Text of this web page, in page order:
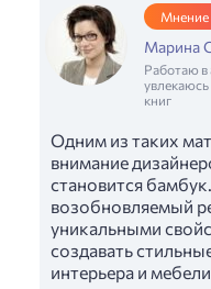
Мнение
Марина
Работаю в
книг
Одним из таких
внимание
становится
возобновляемый
уникальными
создавать
интерьера и мебели.